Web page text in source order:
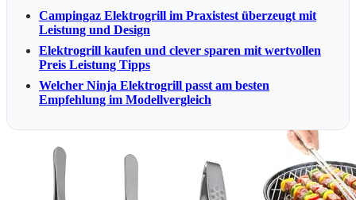
Campingaz Elektrogrill im Praxistest überzeugt mit
Leistung und Design
Elektrogrill kaufen und clever sparen mit wertvollen
Preis Leistung Tipps
Welcher Ninja Elektrogrill passt am besten
Empfehlung im Modellvergleich